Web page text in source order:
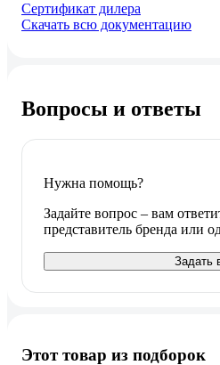
Сертификат дилера
Скачать всю документацию
Вопросы и ответы
Нужна помощь?
Задайте вопрос – вам
представитель бренда или
Задать
Этот товар из подборок